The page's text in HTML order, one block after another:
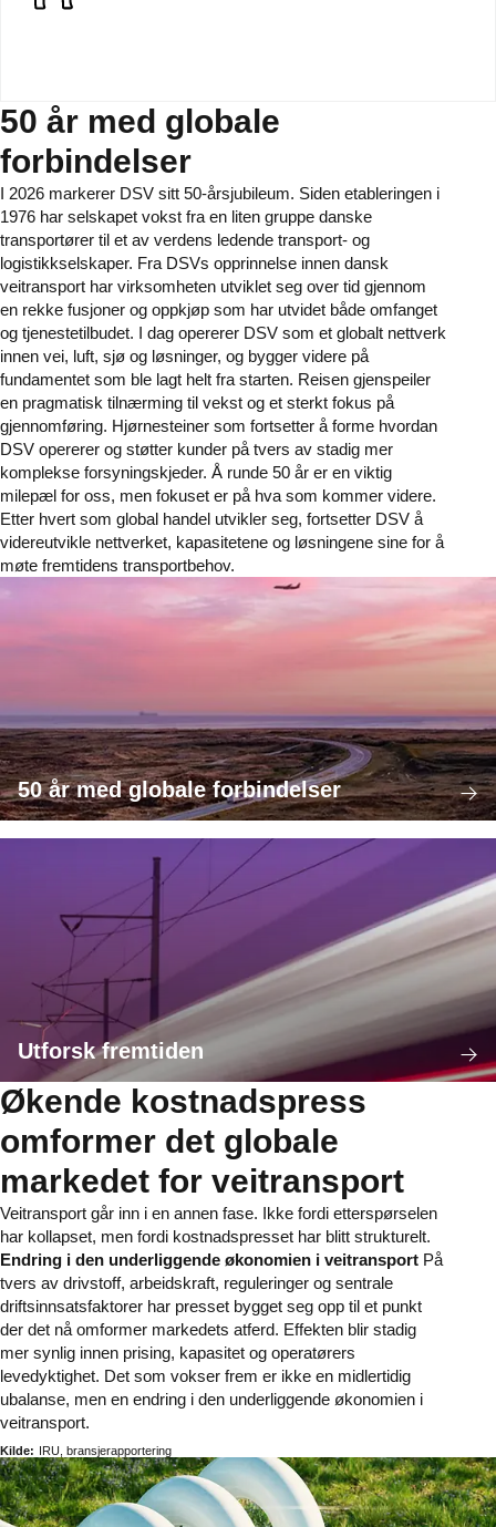
50 år med globale
forbindelser
I 2026 markerer DSV sitt 50-årsjubileum. Siden etableringen i
1976 har selskapet vokst fra en liten gruppe danske
transportører til et av verdens ledende transport- og
logistikkselskaper. Fra DSVs opprinnelse innen dansk
veitransport har virksomheten utviklet seg over tid gjennom
en rekke fusjoner og oppkjøp som har utvidet både omfanget
og tjenestetilbudet. I dag opererer DSV som et globalt nettverk
innen vei, luft, sjø og løsninger, og bygger videre på
fundamentet som ble lagt helt fra starten. Reisen gjenspeiler
en pragmatisk tilnærming til vekst og et sterkt fokus på
gjennomføring. Hjørnesteiner som fortsetter å forme hvordan
DSV opererer og støtter kunder på tvers av stadig mer
komplekse forsyningskjeder. Å runde 50 år er en viktig
milepæl for oss, men fokuset er på hva som kommer videre.
Etter hvert som global handel utvikler seg, fortsetter DSV å
videreutvikle nettverket, kapasitetene og løsningene sine for å
møte fremtidens transportbehov.
50 år med globale forbindelser
Utforsk fremtiden
Økende kostnadspress
omformer det globale
markedet for veitransport
Veitransport går inn i en annen fase. Ikke fordi etterspørselen
har kollapset, men fordi kostnadspresset har blitt strukturelt.
Endring i den underliggende økonomien i veitransport På
tvers av drivstoff, arbeidskraft, reguleringer og sentrale
driftsinnsatsfaktorer har presset bygget seg opp til et punkt
der det nå omformer markedets atferd. Effekten blir stadig
mer synlig innen prising, kapasitet og operatørers
levedyktighet. Det som vokser frem er ikke en midlertidig
ubalanse, men en endring i den underliggende økonomien i
veitransport.
Kilde: IRU, bransjerapportering